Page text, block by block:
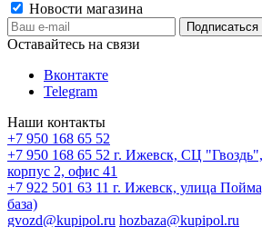
Новости магазина
Оставайтесь на связи
Вконтакте
Telegram
Наши контакты
+7 950 168 65 52
+7 950 168 65 52 г. Ижевск, СЦ
корпус 2, офис 41
+7 922 501 63 11 г. Ижевск, улица
база)
gvozd@kupipol.ru hozbaza@kupipol.ru